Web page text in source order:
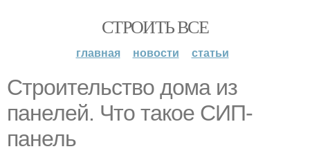
СТРОИТЬ ВСЕ
главная новости статьи
Строительство дома из
панелей. Что такое СИП-
панель